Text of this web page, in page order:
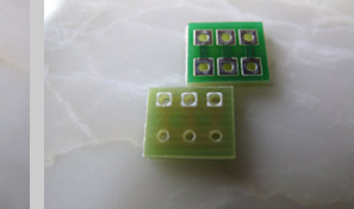
9mmポット用サポーター基板縦出し
¥50